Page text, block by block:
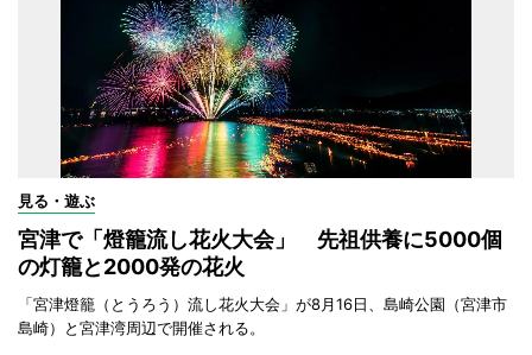
見る・遊ぶ
宮津で「燈籠流し花火大会」 先祖供養に5000個
の灯籠と2000発の花火
「宮津燈籠（とうろう）流し花火大会」が8月16日、島崎公園（宮津市
島崎）と宮津湾周辺で開催される。